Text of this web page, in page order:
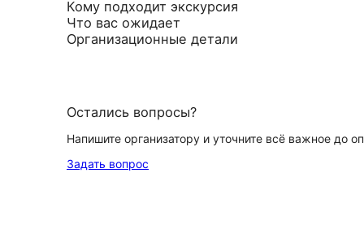
Кому подходит экскурсия
Что вас ожидает
Организационные детали
Остались вопросы?
Напишите организатору и уточните всё важное до
Задать вопрос